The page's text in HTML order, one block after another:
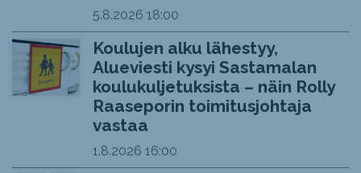
5.8.2026 18:00
Koulujen alku lähestyy,
Alueviesti kysyi Sastamalan
koulukuljetuksista – näin Rolly
Raaseporin toimitusjohtaja
vastaa
1.8.2026 16:00